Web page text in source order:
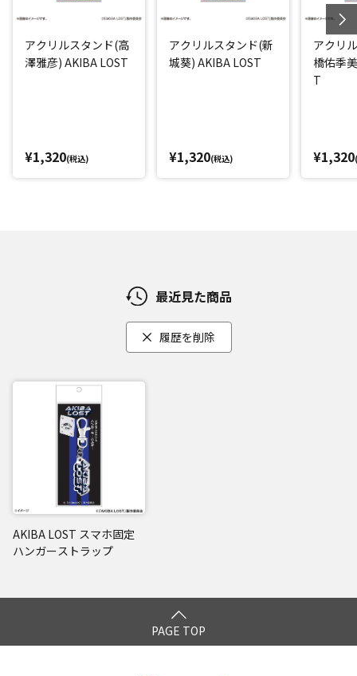
アクリルスタンド(高
澤雅彦) AKIBA LOST
¥1,320(税込)
アクリルスタンド(新
城葵) AKIBA LOST
¥1,320(税込)
アクリ
橋佑季
T
¥1,320
最近見た商品
履歴を削除
AKIBA LOST スマホ固定
ハンガーストラップ
PAGE TOP